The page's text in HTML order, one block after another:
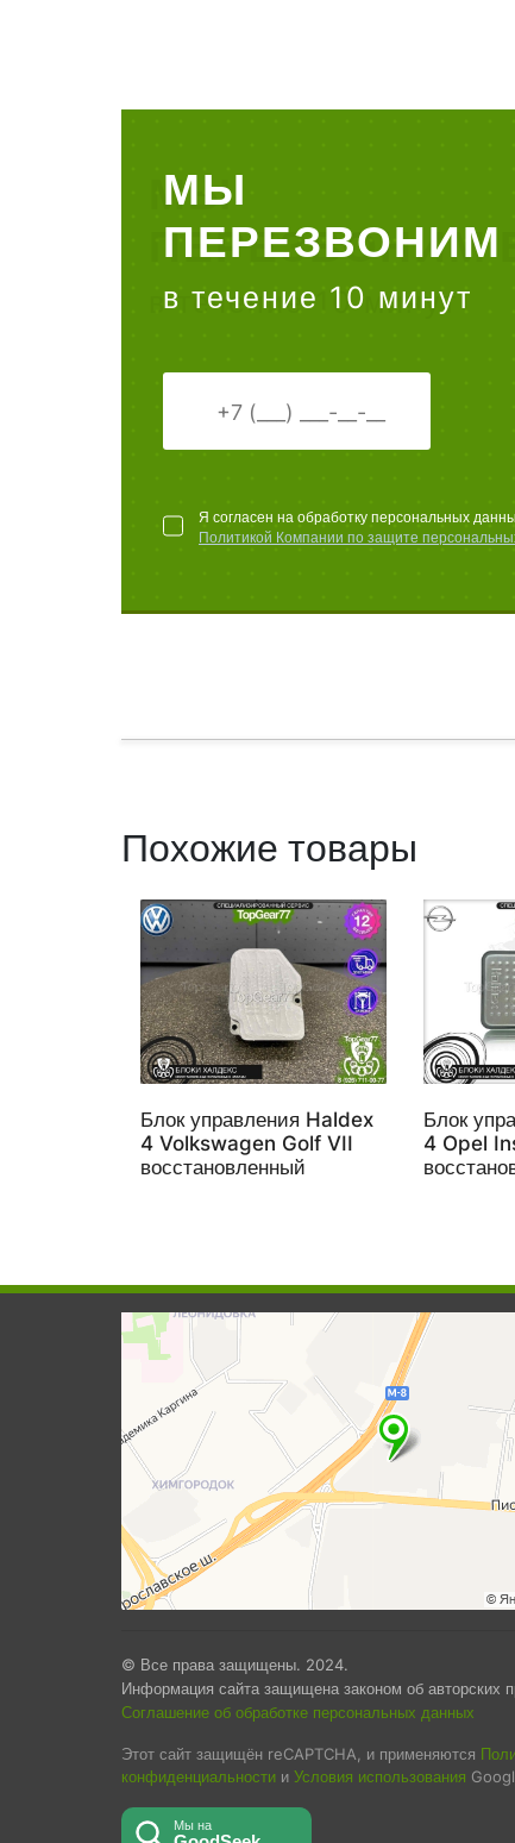
МЫ
ПЕРЕЗВОНИМ
в течение 10 минут
Я согласен на обработку персональных
Политикой Компании по защите
Похожие товары
Блок управления Haldex
4 Volkswagen Golf VII
восстановленный
Блок
4 Opel
© Все права защищены. 2024.
Информация сайта защищена законом об авторских
Соглашение об обработке персональных данных
Этот сайт защищён reCAPTCHA, и применяются
конфиденциальности и Условия использования